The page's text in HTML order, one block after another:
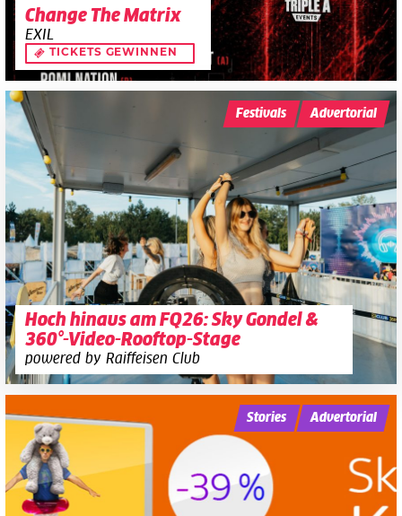
Change The Matrix
EXIL
TICKETS GEWINNEN
Hoch hinaus am FQ26: Sky Gondel &
360°-Video-Rooftop-Stage
powered by Raiffeisen Club
Festivals Advertorial
Stories Advertorial